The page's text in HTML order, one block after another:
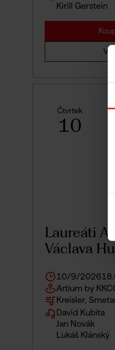
Kirill Gerstein
Čtvrtek
10
Laureáti
Václava
10/9/2026
Artium by
Kreisler,
David Kubita
Jan Novák
Lukáš Klánský